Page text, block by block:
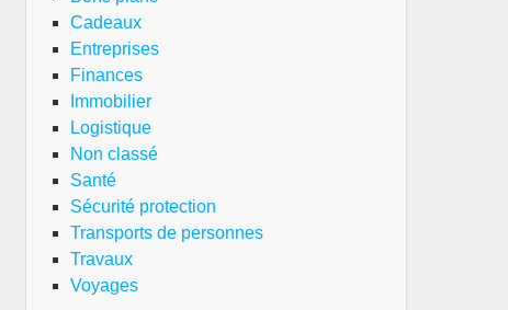
Cadeaux
Entreprises
Finances
Immobilier
Logistique
Non classé
Santé
Sécurité protection
Transports de personnes
Travaux
Voyages